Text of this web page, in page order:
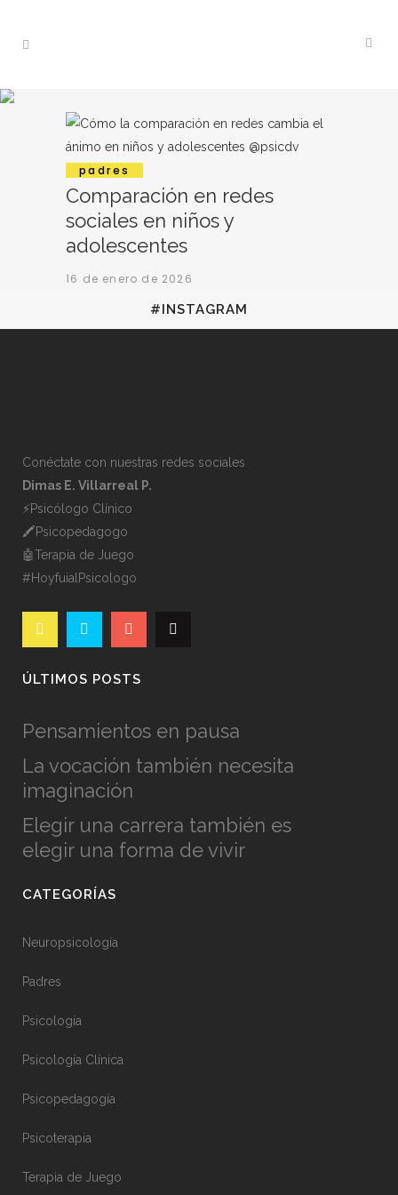
padres
Comparación en redes
sociales en niños y
adolescentes
16 de enero de 2026
#INSTAGRAM
Conéctate con nuestras redes sociales
Dimas E. Villarreal P.
⚡️Psicólogo Clínico
🖍Psicopedagogo
🤖Terapia de Juego
#HoyfuialPsicologo
ÚLTIMOS POSTS
Pensamientos en pausa
La vocación también necesita
imaginación
Elegir una carrera también es
elegir una forma de vivir
CATEGORÍAS
Neuropsicología
Padres
Psicología
Psicología Clínica
Psicopedagogía
Psicoterapia
Terapia de Juego